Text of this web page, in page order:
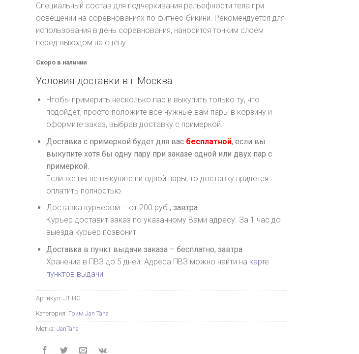
Специальный состав для подчеркивания рельефности тела при
освещении на соревнованиях по фитнес-бикини. Рекомендуется для
использования в день соревнования, наносится тонким слоем
перед выходом на сцену.
Скоро в наличии
Условия доставки в г.Москва
Чтобы примерить несколько пар и выкупить только ту, что
подойдет, просто положите все нужные вам пары в корзину и
оформите заказ, выбрав доставку с примеркой.
Доставка с примеркой будет для вас бесплатной, если вы
выкупите хотя бы одну пару при заказе одной или двух пар с
примеркой.
Если же вы не выкупите ни одной пары, то доставку придется
оплатить полностью
Доставка курьером – от 200 руб., завтра
Курьер доставит заказ по указанному Вами адресу. За 1 час до
выезда курьер позвонит
Доставка в пункт выдачи заказа – бесплатно, завтра
Хранение в ПВЗ до 5 дней. Адреса ПВЗ можно найти на карте
пунктов выдачи
Артикул: JT-HG
Категория: Грим Jan Tana
Метка: JanTana